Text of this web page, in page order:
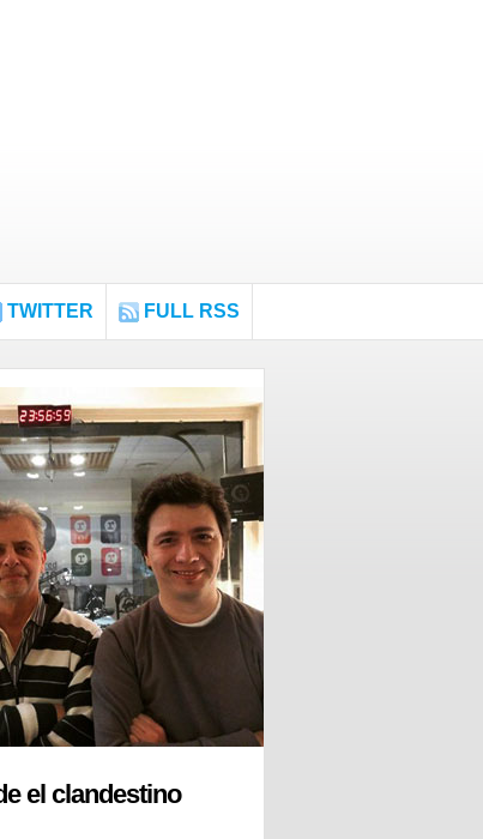
TWITTER FULL RSS
el clandestino